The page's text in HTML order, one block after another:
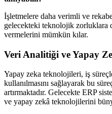
İşletmelere daha verimli ve
gelecekteki teknolojik zorluklara
vermelerini mümkün kılar.
Veri Analitiği ve Yapay
Yapay zeka teknolojileri, iş
kullanılmasını sağlayarak bu
artırmaktadır. Gelecekte ERP
ve yapay zekâ teknolojilerini